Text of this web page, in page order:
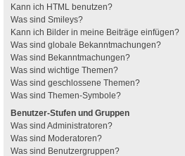
Kann ich HTML benutzen?
Was sind Smileys?
Kann ich Bilder in meine Beiträge einfügen?
Was sind globale Bekanntmachungen?
Was sind Bekanntmachungen?
Was sind wichtige Themen?
Was sind geschlossene Themen?
Was sind Themen-Symbole?
Benutzer-Stufen und Gruppen
Was sind Administratoren?
Was sind Moderatoren?
Was sind Benutzergruppen?